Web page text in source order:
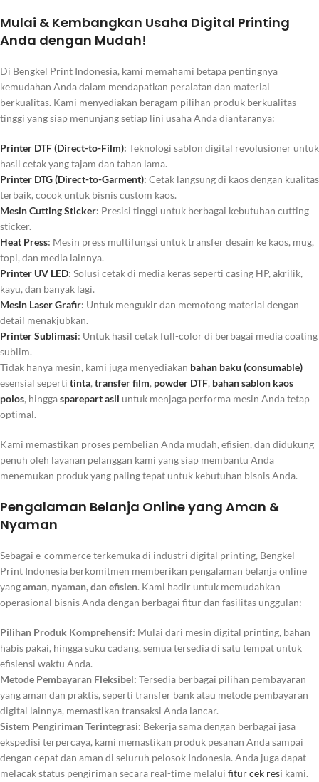
Mulai & Kembangkan Usaha Digital Printing
Anda dengan Mudah!
Di Bengkel Print Indonesia, kami memahami betapa pentingnya
kemudahan Anda dalam mendapatkan peralatan dan material
berkualitas. Kami menyediakan beragam pilihan produk berkualitas
tinggi yang siap menunjang setiap lini usaha Anda diantaranya:
Printer DTF (Direct-to-Film): Teknologi sablon digital revolusioner untuk
hasil cetak yang tajam dan tahan lama.
Printer DTG (Direct-to-Garment): Cetak langsung di kaos dengan kualitas
terbaik, cocok untuk bisniscustom kaos.
Mesin Cutting Sticker: Presisi tinggi untuk berbagai kebutuhan cutting
sticker.
Heat Press: Mesin press multifungsi untuk transfer desain ke kaos, mug,
topi, dan media lainnya.
Printer UV LED: Solusi cetak di media keras seperti casing HP, akrilik,
kayu, dan banyak lagi.
Mesin Laser Grafir: Untuk mengukir dan memotong material dengan
detail menakjubkan.
Printer Sublimasi: Untuk hasil cetak full-color di berbagai media coating
sublim.
Tidak hanya mesin, kami juga menyediakan bahan baku (consumable)
esensial seperti tinta, transfer film, powder DTF, bahan sablon kaos
polos, hinggasparepart asli untuk menjaga performa mesin Anda tetap
optimal.
Kami memastikan proses pembelian Anda mudah, efisien, dan didukung
penuh oleh layanan pelanggan kami yang siap membantu Anda
menemukan produk yang paling tepat untuk kebutuhan bisnis Anda.
Pengalaman Belanja Online yang Aman &
Nyaman
Sebagai e-commerceterkemuka di industri digital printing, Bengkel
Print Indonesia berkomitmen memberikan pengalaman belanjaonline
yangaman, nyaman, dan efisien. Kami hadir untuk memudahkan
operasional bisnis Anda dengan berbagai fitur dan fasilitas unggulan:
Pilihan Produk Komprehensif: Mulai dari mesin digital printing, bahan
habis pakai, hingga suku cadang, semua tersedia di satu tempat untuk
efisiensi waktu Anda.
Metode Pembayaran Fleksibel: Tersedia berbagai pilihan pembayaran
yang aman dan praktis, seperti transfer bank atau metode pembayaran
digital lainnya, memastikan transaksi Anda lancar.
Sistem Pengiriman Terintegrasi: Bekerja sama dengan berbagai jasa
ekspedisi terpercaya, kami memastikan produk pesanan Anda sampai
dengan cepat dan aman di seluruh pelosok Indonesia. Anda juga dapat
melacak status pengiriman secara real-time melalui fitur cek resi kami.